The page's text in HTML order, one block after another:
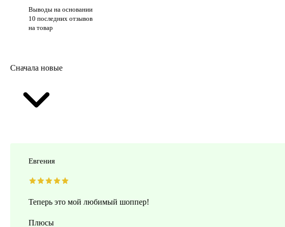
Выводы на основании
10 последних отзывов
на товар
Сначала новые
Евгения
Теперь это мой любимый шоппер!
Плюсы